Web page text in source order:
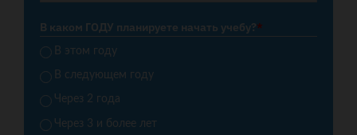
В каком ГОДУ планируете начать учебу?*
В этом году
В следующем году
Через 2 года
Через 3 и более лет